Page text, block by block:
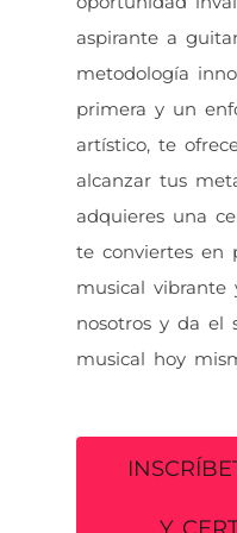
aspirante a
metodología
primera y un
artístico, te
alcanzar tus
adquieres una
te conviertes en
musical vibrante
nosotros y da el
musical hoy